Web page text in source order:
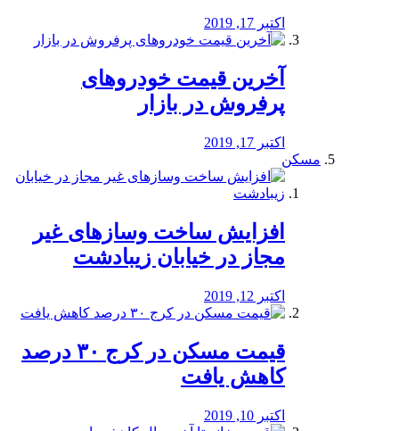
اکتبر 17, 2019
آخرین قیمت خودرو‌های
پرفروش در بازار
اکتبر 17, 2019
مسکن
افزایش ساخت وسازهای غیر
مجاز در خیابان زیبادشت
اکتبر 12, 2019
️قیمت مسکن در کرج ۳۰ درصد
کاهش یافت
اکتبر 10, 2019